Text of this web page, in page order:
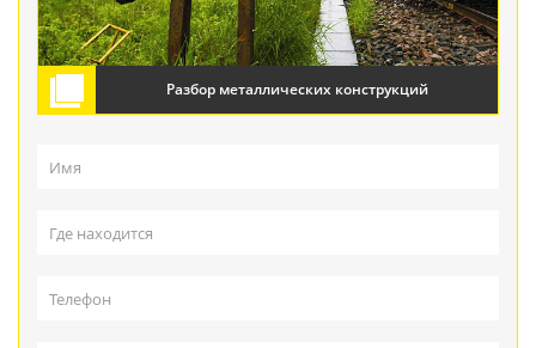
Разбор металлических конструкций